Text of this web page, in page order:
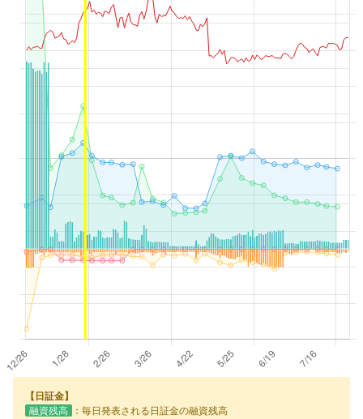
【日証金】
融資残高
：毎日発表される日証金の融資残高